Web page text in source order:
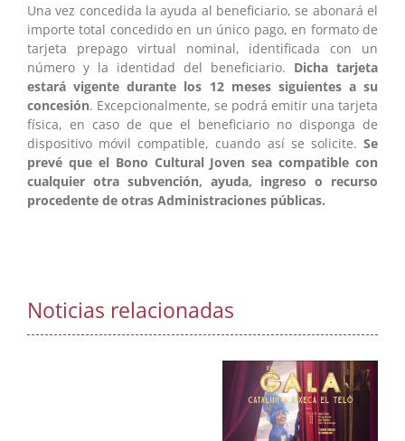
Una vez concedida la ayuda al beneficiario, se abonará el
importe total concedido en un único pago, en formato de
tarjeta prepago virtual nominal, identificada con un
número y la identidad del beneficiario. Dicha tarjeta
estará vigente durante los 12 meses siguientes a su
concesión. Excepcionalmente, se podrá emitir una tarjeta
física, en caso de que el beneficiario no disponga de
dispositivo móvil compatible, cuando así se solicite.Se
prevé que el Bono Cultural Joven sea compatible con
cualquier otra subvención, ayuda, ingreso o recurso
procedente de otras Administraciones públicas.
Noticias relacionadas